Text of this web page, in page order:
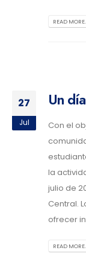
READ
27
Jul
Un
Con el
la
julio de
Central.
ofrecer
READ